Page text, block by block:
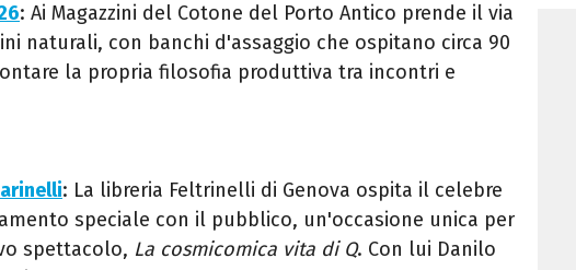
: Ai Magazzini del Cotone del Porto Antico prende il via
naturali, con banchi d'assaggio che ospitano circa 90
la propria filosofia produttiva tra incontri e
: La libreria Feltrinelli di Genova ospita il celebre
speciale con il pubblico, un'occasione unica per
spettacolo, La cosmicomica vita di Q. Con lui Danilo